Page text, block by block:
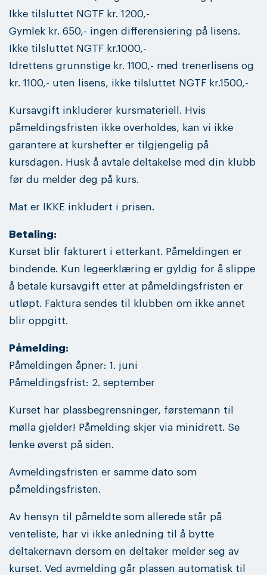
Ikke tilsluttet NGTF kr. 1200,-
Gymlek kr. 650,- ingen differensiering på lisens.
Ikke tilsluttet NGTF kr.1000,-
Idrettens grunnstige kr. 1100,- med trenerlisens og
kr. 1100,- uten lisens, ikke tilsluttet NGTF kr.1500,-
Kursavgift inkluderer kursmateriell. Hvis
påmeldingsfristen ikke overholdes, kan vi ikke
garantere at kurshefter er tilgjengelig på
kursdagen. Husk å avtale deltakelse med din klubb
før du melder deg på kurs.
Mat er IKKE inkludert i prisen.
Betaling:
Kurset blir fakturert i etterkant. Påmeldingen er
bindende. Kun legeerklæring er gyldig for å slippe
å betale kursavgift etter at påmeldingsfristen er
utløpt. Faktura sendes til klubben om ikke annet
blir oppgitt.
Påmelding:
Påmeldingen åpner: 1. juni
Påmeldingsfrist: 2. september
Kurset har plassbegrensninger, førstemann til
mølla gjelder! Påmelding skjer via minidrett. Se
lenke øverst på siden.
Avmeldingsfristen er samme dato som
påmeldingsfristen.
Av hensyn til påmeldte som allerede står på
venteliste, har vi ikke anledning til å bytte
deltakernavn dersom en deltaker melder seg av
kurset. Ved avmelding går plassen automatisk til